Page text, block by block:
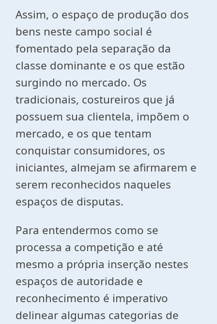
Assim, o espaço de produção dos
bens neste campo social é
fomentado pela separação da
classe dominante e os que estão
surgindo no mercado. Os
tradicionais, costureiros que já
possuem sua clientela, impõem o
mercado, e os que tentam
conquistar consumidores, os
iniciantes, almejam se afirmarem e
serem reconhecidos naqueles
espaços de disputas.
Para entendermos como se
processa a competição e até
mesmo a própria inserção nestes
espaços de autoridade e
reconhecimento é imperativo
delinear algumas categorias de